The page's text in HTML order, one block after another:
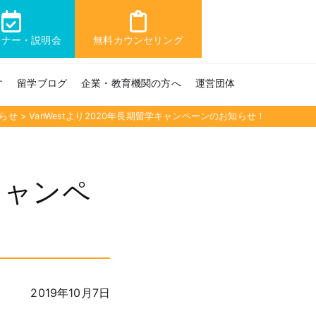
ー・説明会 無料カウンセリング
留学ブログ 企業・教育機関の方へ 運営団体
せ>VanWestより2020年長期留学キャンペーンのお知らせ！
ンペ
2019年10月7日